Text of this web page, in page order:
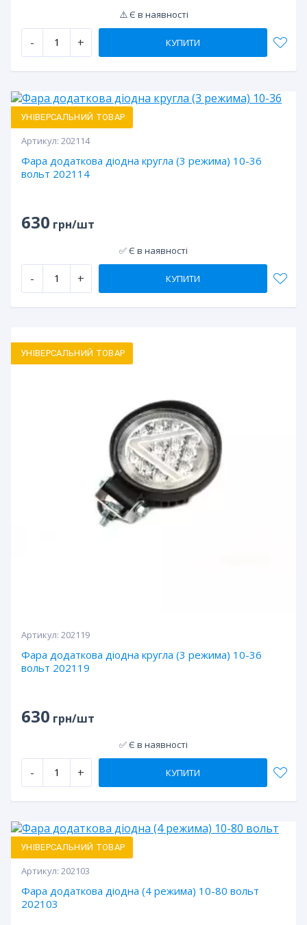
⚠️ Є в наявності
- + КУПИТИ
УНІВЕРСАЛЬНИЙ ТОВАР
Артикул: 202114
Фара додаткова діодна кругла (3 режима) 10-36
вольт 202114
630 грн/шт
✅ Є в наявності
- + КУПИТИ
УНІВЕРСАЛЬНИЙ ТОВАР
Артикул: 202119
Фара додаткова діодна кругла (3 режима) 10-36
вольт 202119
630 грн/шт
✅ Є в наявності
- + КУПИТИ
УНІВЕРСАЛЬНИЙ ТОВАР
Артикул: 202103
Фара додаткова діодна (4 режима) 10-80 вольт
202103